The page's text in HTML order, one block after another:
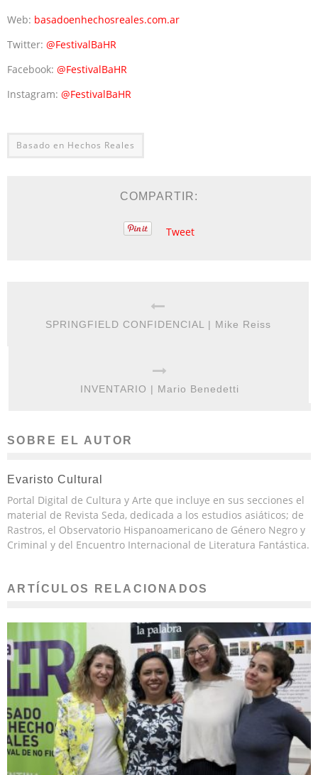
Web: basadoenhechosreales.com.ar
Twitter: @FestivalBaHR
Facebook: @FestivalBaHR
Instagram: @FestivalBaHR
Basado en Hechos Reales
COMPARTIR:
Tweet
SPRINGFIELD CONFIDENCIAL | Mike Reiss
INVENTARIO | Mario Benedetti
SOBRE EL AUTOR
Evaristo Cultural
Portal Digital de Cultura y Arte que incluye en sus secciones el
material de Revista Seda, dedicada a los estudios asiáticos; de
Rastros, el Observatorio Hispanoamericano de Género Negro y
Criminal y del Encuentro Internacional de Literatura Fantástica.
ARTÍCULOS RELACIONADOS